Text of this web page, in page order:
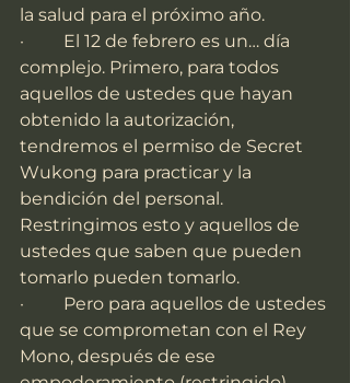
la salud para el próximo año.
·         El 12 de febrero es un… día
complejo. Primero, para todos
aquellos de ustedes que hayan
obtenido la autorización,
tendremos el permiso de Secret
Wukong para practicar y la
bendición del personal.
Restringimos esto y aquellos de
ustedes que saben que pueden
tomarlo pueden tomarlo.
·         Pero para aquellos de ustedes
que se comprometan con el Rey
Mono, después de ese